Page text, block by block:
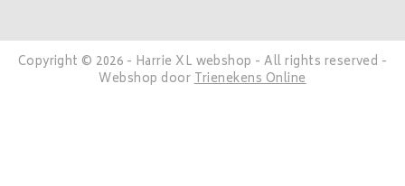
Copyright © 2026 - Harrie XL webshop - All rights reserved -
Webshop doorTrienekens Online